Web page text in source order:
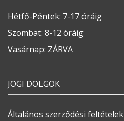
Hétfő-Péntek: 7-17 óráig
Szombat: 8-12 óráig
Vasárnap: ZÁRVA
JOGI DOLGOK
Általános szerződési feltételek